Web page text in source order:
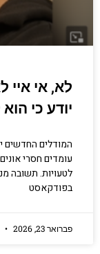
לא, אי איי
יודע כי
המודלים החדשים
עומדים חסרי
לטעויות. תשובה
בפודקאסט
פברואר 23, 2026